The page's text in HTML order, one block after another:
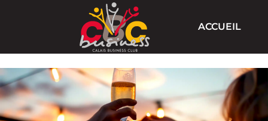
ACCUEIL